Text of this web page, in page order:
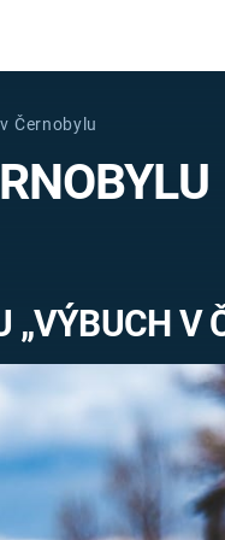
Války
VÁLEČNÉ
Černobylu
V